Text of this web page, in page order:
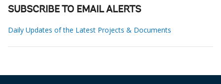
SUBSCRIBE TO EMAIL ALERTS
Daily Updates of the Latest Projects & Documents